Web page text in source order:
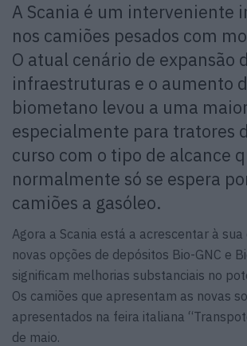
A Scania é um interveniente
nos camiões pesados com
O atual cenário de expansão
infraestruturas e o aumento
biometano levou a uma
especialmente para tratores
curso com o tipo de alcance
normalmente só se espera
camiões a gasóleo.
Agora a Scania está a acrescentar à
novas opções de depósitos Bio-GNC e
significam melhorias substanciais no
Os camiões que apresentam as novas
apresentados na feira italiana
de maio.